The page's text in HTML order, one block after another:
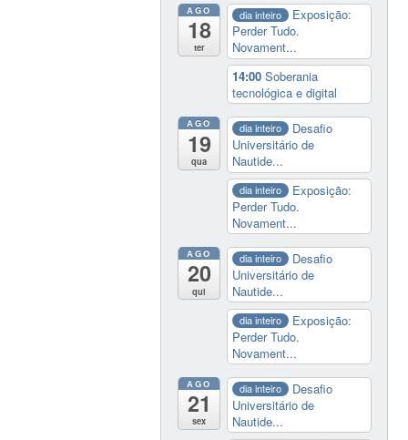
AGO
18
ter
dia inteiro
Exposição:
Perder Tudo.
Novament...
14:00Soberania
tecnológica e digital
AGO
19
qua
dia inteiro
Desafio
Universitário de
Nautide...
dia inteiro
Exposição:
Perder Tudo.
Novament...
AGO
20
qui
dia inteiro
Desafio
Universitário de
Nautide...
dia inteiro
Exposição:
Perder Tudo.
Novament...
AGO
21
sex
dia inteiro
Desafio
Universitário de
Nautide...